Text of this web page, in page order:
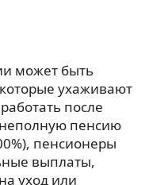
может быть
ухаживают
после
пенсию
пенсионеры
выплаты,
уход или